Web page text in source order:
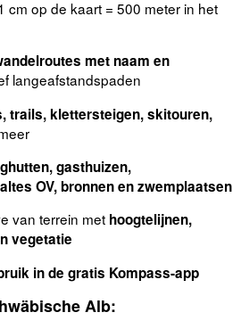
cm op de kaart = 500 meter in het
met naam en
langeafstandspaden
trails, klettersteigen, skitouren,
gasthuizen,
OV, bronnen en zwemplaatsen
van terrein met hoogtelijnen,
vegetatie
in de gratis Kompass-app
Alb: